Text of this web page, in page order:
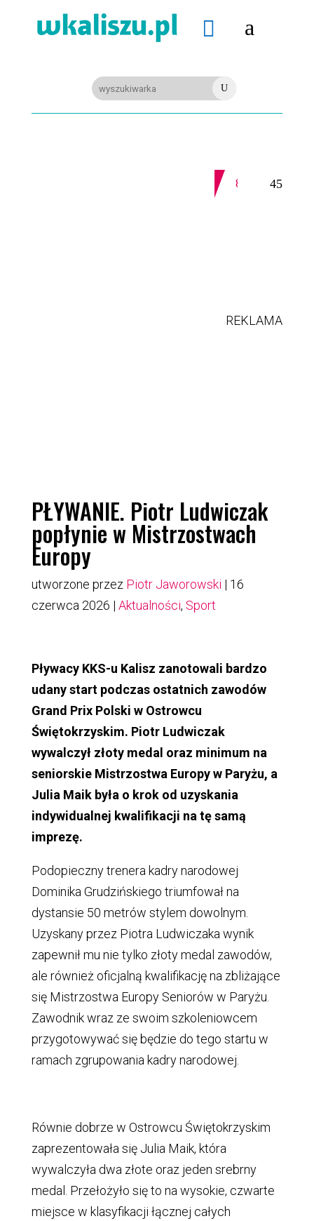
 a
U
REKLAMA
PŁYWANIE. Piotr Ludwiczak
popłynie w Mistrzostwach
Europy
utworzone przez Piotr Jaworowski | 16
czerwca 2026 | Aktualności, Sport
Pływacy KKS-u Kalisz zanotowali bardzo
udany start podczas ostatnich zawodów
Grand Prix Polski w Ostrowcu
Świętokrzyskim. Piotr Ludwiczak
wywalczył złoty medal oraz minimum na
seniorskie Mistrzostwa Europy w Paryżu, a
Julia Maik była o krok od uzyskania
indywidualnej kwalifikacji na tę samą
imprezę.
Podopieczny trenera kadry narodowej
Dominika Grudzińskiego triumfował na
dystansie 50 metrów stylem dowolnym.
Uzyskany przez Piotra Ludwiczaka wynik
zapewnił mu nie tylko złoty medal zawodów,
ale również oficjalną kwalifikację na zbliżające
się Mistrzostwa Europy Seniorów w Paryżu.
Zawodnik wraz ze swoim szkoleniowcem
przygotowywać się będzie do tego startu w
ramach zgrupowania kadry narodowej.
Równie dobrze w Ostrowcu Świętokrzyskim
zaprezentowała się Julia Maik, która
wywalczyła dwa złote oraz jeden srebrny
medal. Przełożyło się to na wysokie, czwarte
miejsce w klasyfikacji łącznej całych